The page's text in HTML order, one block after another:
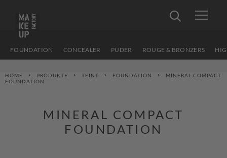
FOUNDATION CONCEALER PUDER ROUGE & BRONZERS
HOME PRODUKTE TEINT FOUNDATION
MINERAL COMPACT
FOUNDATION
MINERAL COMPACT
FOUNDATION